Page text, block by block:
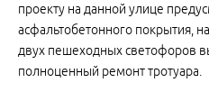
проекту на данной улице
асфальтобетонного покрытия,
двух пешеходных светофоров
полноценный ремонт тротуара.